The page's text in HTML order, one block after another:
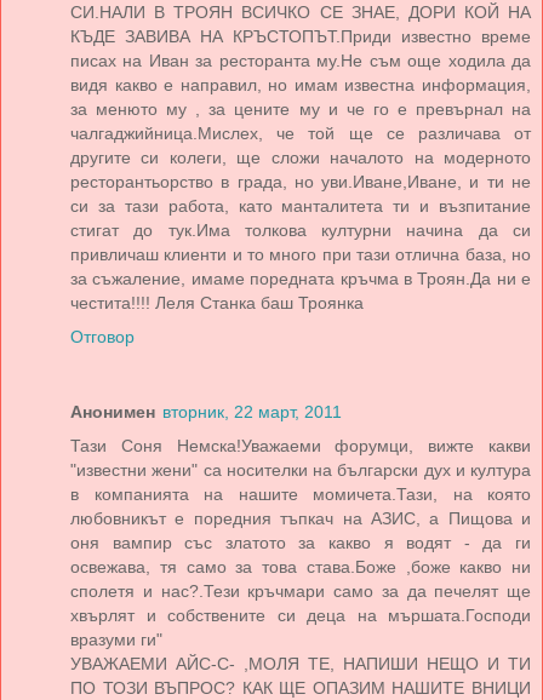
СИ.НАЛИ В ТРОЯН ВСИЧКО СЕ ЗНАЕ, ДОРИ КОЙ НА
КЪДЕ ЗАВИВА НА КРЪСТОПЪТ.Приди известно време
писах на Иван за ресторанта му.Не съм още ходила да
видя какво е направил, но имам известна информация,
за менюто му , за цените му и че го е превърнал на
чалгаджийница.Мислех, че той ще се различава от
другите си колеги, ще сложи началото на модерното
ресторантьорство в града, но уви.Иване,Иване, и ти не
си за тази работа, като манталитета ти и възпитание
стигат до тук.Има толкова културни начина да си
привличаш клиенти и то много при тази отлична база, но
за съжаление, имаме поредната кръчма в Троян.Да ни е
честита!!!! Леля Станка баш Троянка
Отговор
Анонимен вторник, 22 март, 2011
Тази Соня Немска!Уважаеми форумци, вижте какви
"известни жени" са носителки на български дух и култура
в компанията на нашите момичета.Тази, на която
любовникът е поредния тъпкач на АЗИС, а Пищова и
оня вампир със златото за какво я водят - да ги
освежава, тя само за това става.Боже ,боже какво ни
сполетя и нас?.Тези кръчмари само за да печелят ще
хвърлят и собствените си деца на мършата.Господи
вразуми ги"
УВАЖАЕМИ АЙС-С- ,МОЛЯ ТЕ, НАПИШИ НЕЩО И ТИ
ПО ТОЗИ ВЪПРОС? КАК ЩЕ ОПАЗИМ НАШИТЕ ВНИЦИ